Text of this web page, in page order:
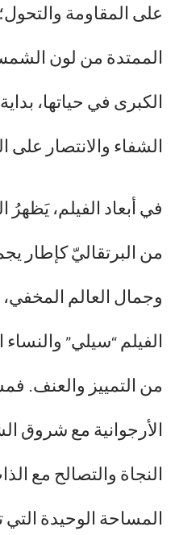
على المقاومة
الممتدة من لون
الكبرى في حياتها،
الشفاء والانتصار على
في أبعاد الفيلم، يَظهرُ
من البرتقاليّ كإطار
وجمال العالم
الفيلم “سيلي” والنساء
من التمييز والعنف.
الأرجوانية مع شروق
النجاة والتصالح مع
المساحة الوحيدة